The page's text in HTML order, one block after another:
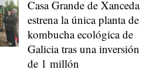
Casa Grande de Xanceda
estrena la única planta de
kombucha ecológica de
Galicia tras una inversión
de 1 millón